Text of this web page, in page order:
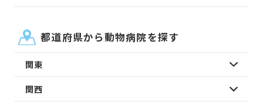
都道府県から動物病院を探す
関東
関西